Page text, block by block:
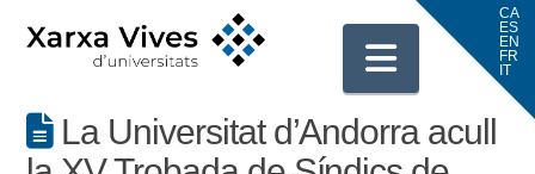
La Universitat d’Andorra acull